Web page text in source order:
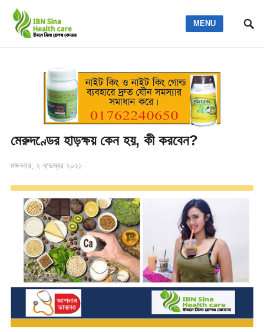
MENU
মেরুদণ্ডের হাড়ক্ষয় কেন হয়, কী করবেন?
মঙ্গলবার, ২ নভেম্বর ২০২১